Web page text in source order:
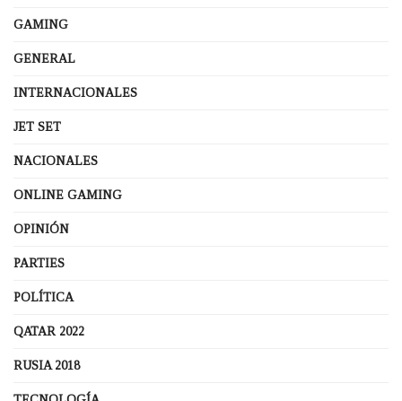
GAMING
GENERAL
INTERNACIONALES
JET SET
NACIONALES
ONLINE GAMING
OPINIÓN
PARTIES
POLÍTICA
QATAR 2022
RUSIA 2018